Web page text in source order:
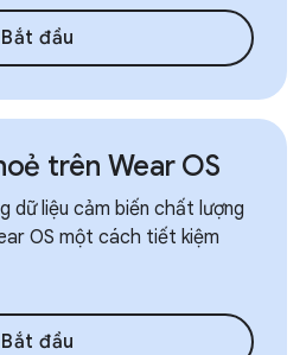
Bắt đầu
trên Wear OS
dữ liệu cảm biến chất lượng
OS một cách tiết kiệm
Bắt đầu